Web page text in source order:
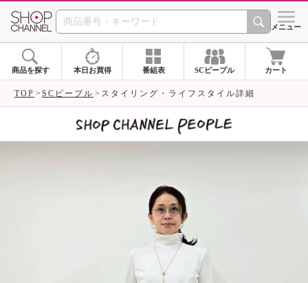
SHOP CHANNEL シメニュー
商品を探す 本日お買得 番組表 SCピープル カート
TOP SCピープル スタイリング・ライフスタイル詳細